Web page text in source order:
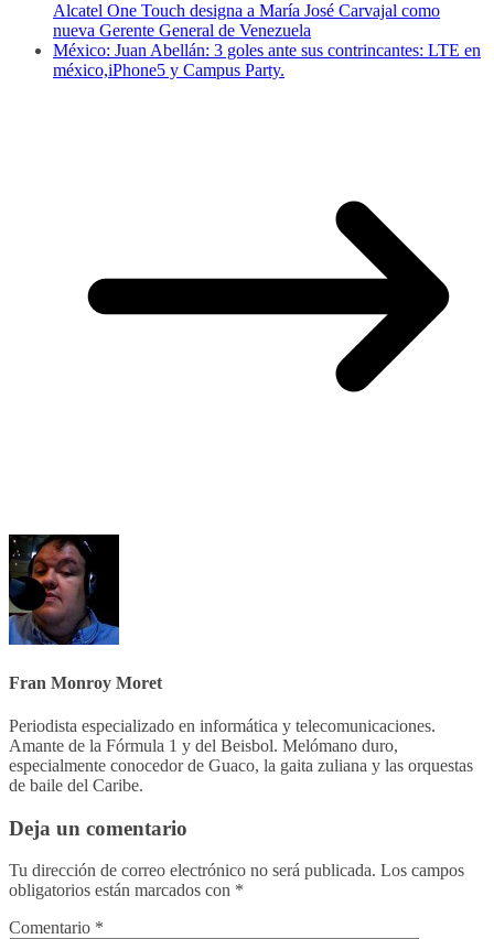
Alcatel One Touch designa a María José Carvajal como
nueva Gerente General de Venezuela
México: Juan Abellán: 3 goles ante sus contrincantes: LTE en
méxico,iPhone5 y Campus Party.
Fran Monroy Moret
Periodista especializado en informática y telecomunicaciones.
Amante de la Fórmula 1 y del Beisbol. Melómano duro,
especialmente conocedor de Guaco, la gaita zuliana y las orquestas
de baile del Caribe.
Deja un comentario
Tu dirección de correo electrónico no será publicada. Los campos
obligatorios están marcados con *
Comentario *